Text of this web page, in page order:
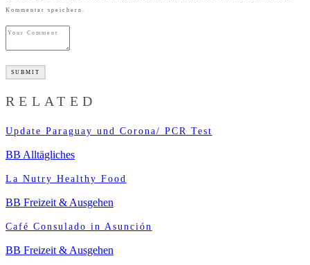
Kommentar speichern.
RELATED
Update Paraguay und Corona/ PCR Test
BB Alltägliches
La Nutry Healthy Food
BB Freizeit & Ausgehen
Café Consulado in Asunción
BB Freizeit & Ausgehen